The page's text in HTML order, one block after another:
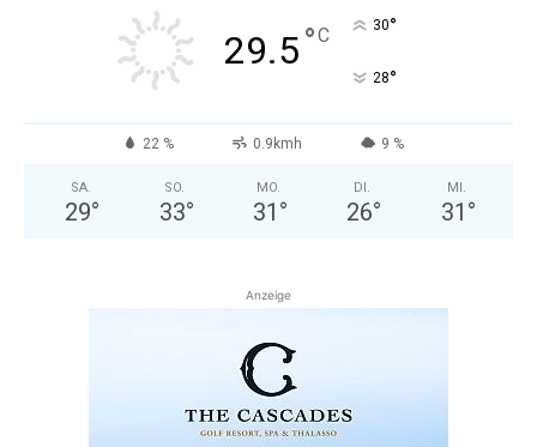
29.5°C 30°
28°
22 % 0.9kmh 9 %
SA.
29°
SO.
33°
MO.
31 °
DI.
26°
MI.
31 °
Anzeige